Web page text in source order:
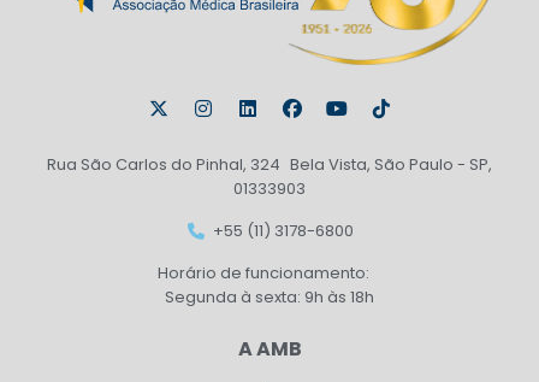
Rua São Carlos do Pinhal, 324 Bela Vista, São Paulo - SP,
01333903
+55 (11) 3178-6800
Horário de funcionamento:
Segunda à sexta: 9h às 18h
A AMB